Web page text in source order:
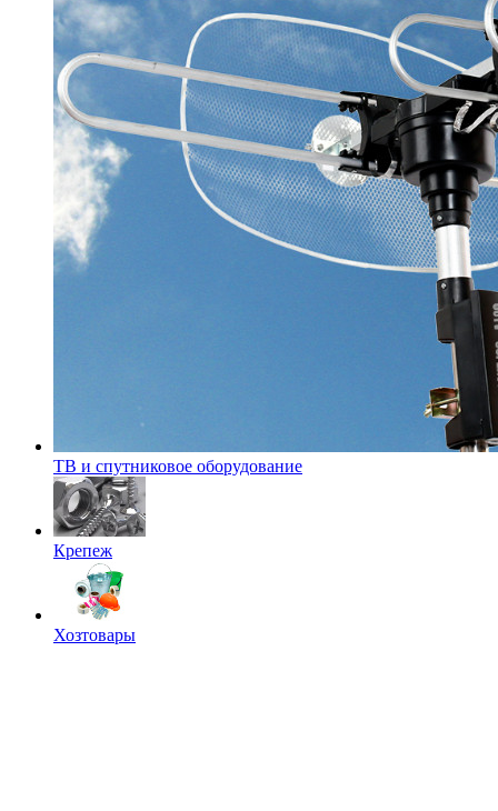
ТВ и спутниковое оборудование
Крепеж
Хозтовары